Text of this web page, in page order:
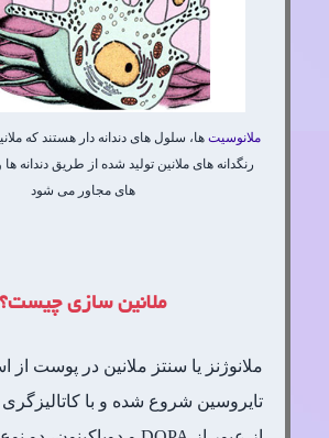
ملانوسیت ها، سلول های دندانه دار هستند که
رنگدانه های ملانین تولید شده از طریق دندانه
های مجاور می شود
ملانین سازی چیست؟
ملانوژنز یا سنتز ملانین در پوست از
تایروسین شروع شده و با کاتالیزگری